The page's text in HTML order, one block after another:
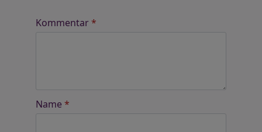
Kommentar*
Name *